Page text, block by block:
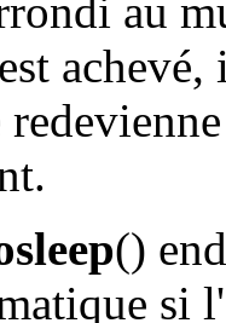
au
()
si